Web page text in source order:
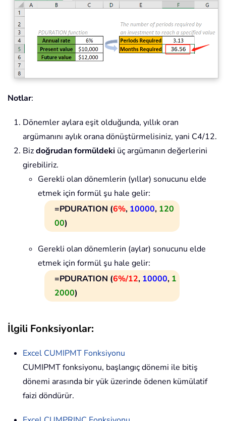
Notlar:
Dönemler aylara eşit olduğunda, yıllık oran
argümanını aylık orana dönüştürmelisiniz, yani C4/12.
Bizdoğrudan formüldeki üç argümanın değerlerini
girebiliriz.
Gerekli olan dönemlerin (yıllar) sonucunu elde
etmek için formül şu hale gelir:
=PDURATION (6%, 10000, 120
00)
Gerekli olan dönemlerin (aylar) sonucunu elde
etmek için formül şu hale gelir:
=PDURATION (6%/12, 10000, 1
2000)
İlgili Fonksiyonlar:
Excel CUMIPMT Fonksiyonu
CUMIPMT fonksiyonu, başlangıç dönemi ile bitiş
dönemi arasında bir yük üzerinde ödenen kümülatif
faizi döndürür.